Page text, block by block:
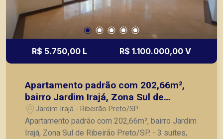
R$ 5.750,00 L R$ 1.100.000,00 V
Apartamento padrão com 202,66m²,
bairro Jardim Irajá, Zona Sul de
Ribeirão Preto/SP.
Jardim Irajá - Ribeirão Preto/SP
Apartamento padrão com 202,66m², bairro Jardim
Irajá, Zona Sul de Ribeirão Preto/SP. - 3 suítes,